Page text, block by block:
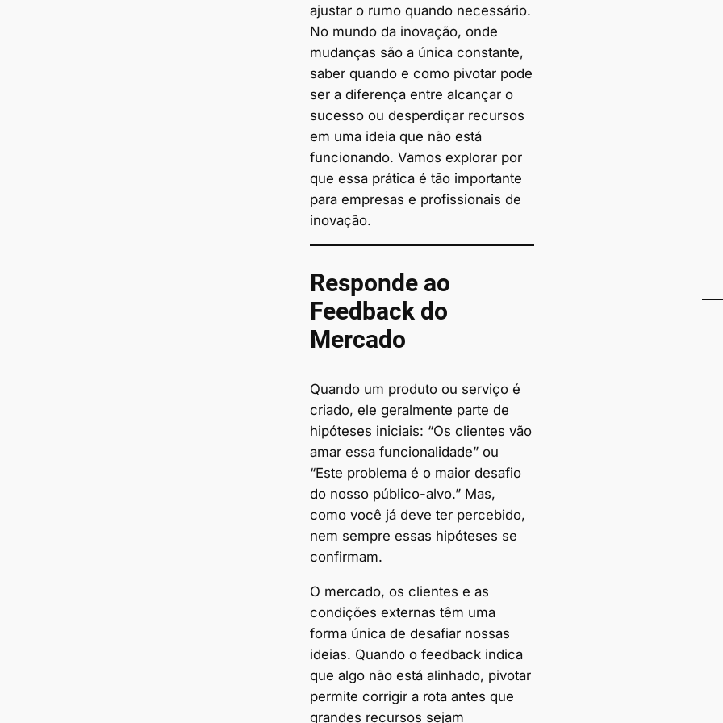
ajustar o rumo quando necessário.
No mundo da inovação, onde
mudanças são a única constante,
saber quando e como pivotar pode
ser a diferença entre alcançar o
sucesso ou desperdiçar recursos
em uma ideia que não está
funcionando. Vamos explorar por
que essa prática é tão importante
para empresas e profissionais de
inovação.
Responde ao
Feedback do
Mercado
Quando um produto ou serviço é
criado, ele geralmente parte de
hipóteses iniciais: “Os clientes vão
amar essa funcionalidade” ou
“Este problema é o maior desafio
do nosso público-alvo.” Mas,
como você já deve ter percebido,
nem sempre essas hipóteses se
confirmam.
O mercado, os clientes e as
condições externas têm uma
forma única de desafiar nossas
ideias. Quando o feedback indica
que algo não está alinhado, pivotar
permite corrigir a rota antes que
grandes recursos sejam